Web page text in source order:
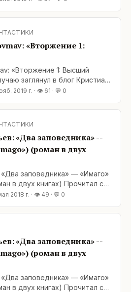
будут дети и
Ну а кто – взрослые, что ли?
уже
«Вторжение 1:
«Вторжение 1: Высший
заглянул в блог Кристиана
бросились в глаза
будут дети и
Ну а кто – взрослые, что ли?
уже
2019 г. · 👁 61 · 💬 0
«Два заповедника» --
(роман в двух
заповедника» — «Имаго»
в двух книгах) Прочитал с
романа (первую –
современной фантастике:
Дружба.
2018 г. · 👁 49 · 💬 0
«Два заповедника» --
(роман в двух
заповедника» — «Имаго»
в двух книгах) Прочитал с